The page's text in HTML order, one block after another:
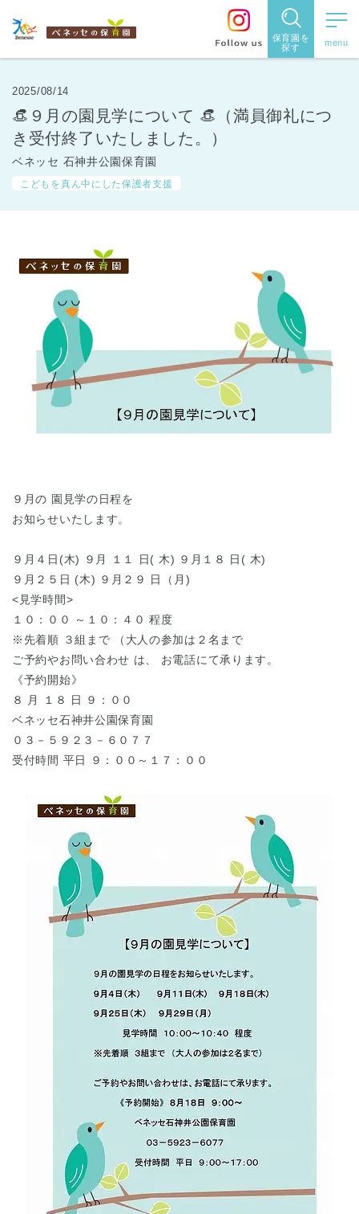
保育園を
探す
保育園を探す
住所・駅
す
から探す
東京都
東京都 全域
2025/08/14
👒９月の園見学について 👒（満員御礼につ
き受付終了いたしました。）
ベネッセ 石神井公園保育園
こどもを真ん中にした保護者支援
９月の 園見学の日程を
お知らせいたします。
９月４日(木) ９月 １１ 日( 木) ９月１８ 日( 木)
９月２５日 (木) ９月２９ 日（月)
<見学時間>
１０：００ ～１０：４０ 程度
※先着順 ３組まで （大人の参加は２名まで
ご予約やお問い合わせ は、 お電話にて承ります。
《予約開始》
８ 月 １８ 日 ９：００
ベネッセ石神井公園保育園
０３－５９２３－６０７７
受付時間 平日 ９：００～１７：００